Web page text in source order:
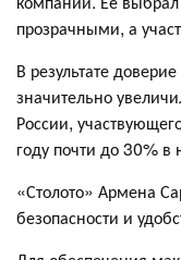
прозрачными, а
В результате
значительно
России,
году почти до 30%
«Столото» Армена
безопасности и